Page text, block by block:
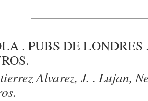
. PUBS DE
Alvarez, J. . Lujan,